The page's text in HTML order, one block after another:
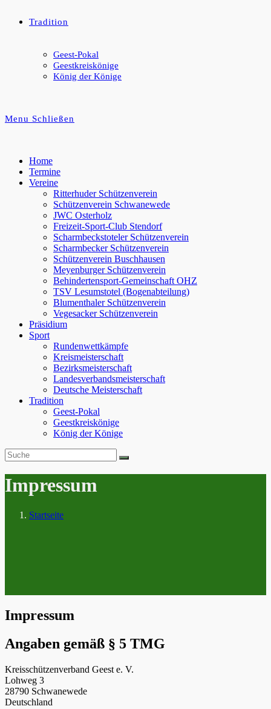
Tradition
Geest-Pokal
Geestkreiskönige
König der Könige
Menu Schließen
Home
Termine
Vereine
Ritterhuder Schützenverein
Schützenverein Schwanewede
JWC Osterholz
Freizeit-Sport-Club Stendorf
Scharmbeckstoteler Schützenverein
Scharmbecker Schützenverein
Schützenverein Buschhausen
Meyenburger Schützenverein
Behindertensport-Gemeinschaft OHZ
TSV Lesumstotel (Bogenabteilung)
Blumenthaler Schützenverein
Vegesacker Schützenverein
Präsidium
Sport
Rundenwettkämpfe
Kreismeisterschaft
Bezirksmeisterschaft
Landesverbandsmeisterschaft
Deutsche Meisterschaft
Tradition
Geest-Pokal
Geestkreiskönige
König der Könige
Impressum
Startseite
Impressum
Angaben gemäß § 5 TMG
Kreisschützenverband Geest e. V.
Lohweg 3
28790 Schwanewede
Deutschland